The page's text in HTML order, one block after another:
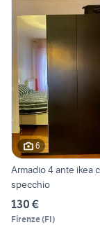
6
Armadio 4 ante ikea
specchio
130 €
Firenze(FI)